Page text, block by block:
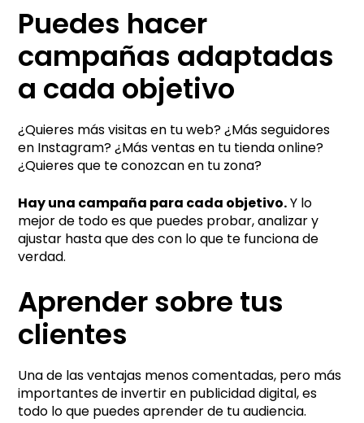
Puedes hacer
campañas adaptadas
a cada objetivo
¿Quieres más visitas en tu web? ¿Más seguidores
en Instagram? ¿Más ventas en tu tienda online?
¿Quieres que te conozcan en tu zona?
Hay una campaña para cada objetivo.Y lo
mejor de todo es que puedes probar, analizar y
ajustar hasta que des con lo que te funciona de
verdad.
Aprender sobre tus
clientes
Una de las ventajas menos comentadas, pero más
importantes de invertir en publicidad digital, es
todo lo que puedes aprender de tu audiencia.